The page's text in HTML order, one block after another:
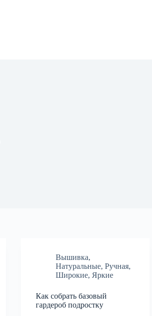
Вышивка,
Натуральные,Ручная,
Широкие, Яркие
Как собрать базовый
гардероб подростку